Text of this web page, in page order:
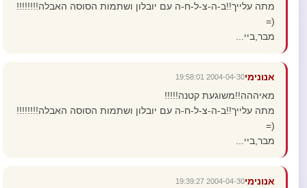
מתה עלייך!!ב-ה-צ-ל-ח-ה עם יובלון ושתמות הסוסה האבלה!!!!!!!!
(=
מבר,ביי...
אנונימי2004-04-30 19:58:01
מאיההה!!משוגעת קטנה!!!!!
מתה עלייך!!ב-ה-צ-ל-ח-ה עם יובלון ושתמות הסוסה האבלה!!!!!!!!
(=
מבר,ביי...
אנונימי2004-04-30 19:39:27